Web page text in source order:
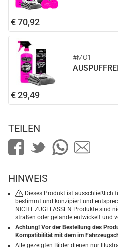
€ 70,92
#MO1
€ 29,49
TEILEN
HINWEIS
Dieses Produkt ist ausschließlich
bestimmt und konzipiert und
NICHT ZUGELASSEN Produkte sind
straßen oder gelände entwickelt und
Achtung! Vor der Bestellung des
Kompatibilität mit dem im
Alle gezeigten Bilder dienen nur